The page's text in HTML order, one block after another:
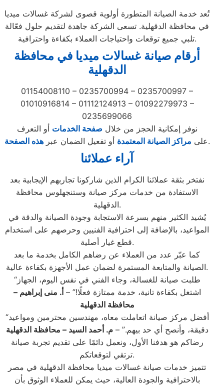
تُعد خدمة الصيانة المتطورة أولوية قصوى لشركة غسالات ميديا
في محافظة الدقهلية. تسعى الشركة جاهدة لتقديم حلول فعّالة
تلبي جميع توقعات واحتياجات العملاء بكفاءة واحترافية.
أرقام صيانة غسالات ميديا في محافظة
الدقهلية
01154008110 – 0235700994 – 0235700997 –
01010916814 – 01112124913 – 01092279973 –
0235699066
نوفر إمكانية الحجز من خلال صفحة الخدمات أو التعرف
على مراكز الصيانة المعتمدة أو تفعيل الضمان عبرهذه الصفحة .
آراء عملائنا
نفتخر بثقة عملائنا الكرام الذين شاركونا تجاربهم الإيجابية بعد
الاستفادة من خدمات مركز صيانة وستنجهلوس محافظة
الدقهلية.
يُشيد الكثير منهم بسرعة الاستجابة وجودة الصيانة والدقة في
المواعيد، بالإضافة إلى احترافية الفنيين وحرصهم على استخدام
قطع غيار أصلية.
كما عبّر عدد من العملاء عن رضاهم الكامل بخدمة ما بعد
الصيانة والمتابعة المستمرة لضمان عمل الأجهزة بكفاءة عالية.
“طلبت صيانة للغسالة، وجاء الفني في نفس اليوم، الجهاز
اشتغل بكفاءة تانية، خدمة ممتازة فعلًا!” – أ. منى إبراهيم –
محافظة الدقهلية
“أفضل مركز صيانة اتعاملت معاه، مهندسين محترمين ومواعيد
دقيقة، وأنصح أي حد بيهم.” –م. أحمد السيد – محافظة الدقهلية
رضاكم هو هدفنا الأول، ونعمل دائمًا على تقديم تجربة صيانة
ترتقي لتوقعاتكم.
تتميز خدمات صيانة غسالات ميديا محافظة الدقهلية في مصر
بالاحترافية والجودة العالية، حيث يمكن للعملاء الوثوق بأن